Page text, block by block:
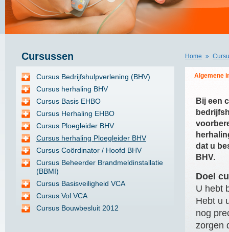
Cursussen
Cursus Bedrijfshulpverlening (BHV)
Cursus herhaling BHV
Cursus Basis EHBO
Cursus Herhaling EHBO
Cursus Ploegleider BHV
Cursus herhaling Ploegleider BHV
Cursus Coördinator / Hoofd BHV
Cursus Beheerder Brandmeldinstallatie
(BBMI)
Cursus Basisveiligheid VCA
Cursus Vol VCA
Cursus Bouwbesluit 2012
Home »
Algemene
Bij een
dat u
BHV.
Doel
U hebt
Hebt u
nog
zorgen